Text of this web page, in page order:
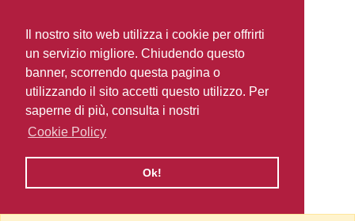
Il nostro sito web utilizza i cookie per offrirti
un servizio migliore. Chiudendo questo
banner, scorrendo questa pagina o
utilizzando il sito accetti questo utilizzo. Per
saperne di più, consulta i nostri
Cookie Policy
Ok!